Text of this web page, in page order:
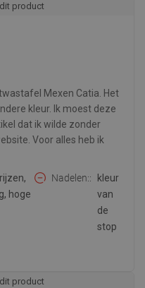
product
Mexen Catia. Het
kleur. Ik moest deze
dat ik wilde zonder
Voor alles heb ik
hoge
Nadelen:
kleur
van
de
stop
product